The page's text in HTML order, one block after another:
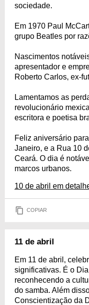
sociedade.
Em 1970 Paul
grupo Beatles por
Nascimentos
apresentador e
Roberto Carlos, ex-
Lamentamos as
revolucionário
escritora e poetisa
Feliz aniversário
Janeiro, e a Rua 10
Ceará. O dia é
marcos urbanos.
10 de abril em
COPIAR
11 de abril
Em 11 de abril,
significativas. É o
reconhecendo a
do samba. Além
Conscientização da